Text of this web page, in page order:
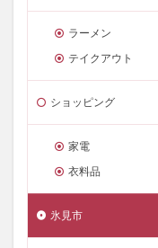
ラーメン
テイクアウト
ショッピング
家電
衣料品
氷見市